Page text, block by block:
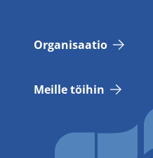
Or­ga­ni­saa­tio
Meil­le töi­hin